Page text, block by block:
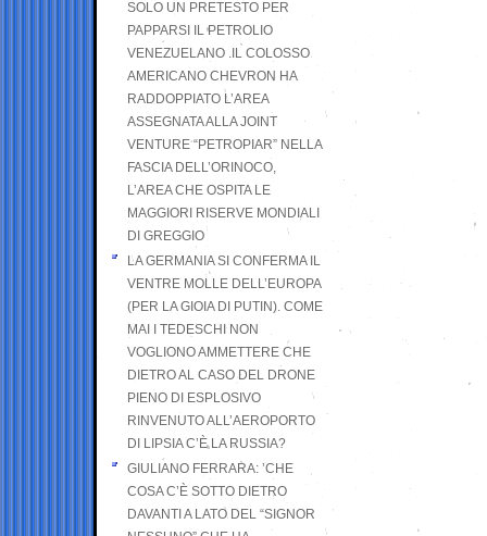
SOLO UN PRETESTO PER
PAPPARSI IL PETROLIO
VENEZUELANO .IL COLOSSO
AMERICANO CHEVRON HA
RADDOPPIATO L’AREA
ASSEGNATA ALLA JOINT
VENTURE “PETROPIAR” NELLA
FASCIA DELL’ORINOCO,
L’AREA CHE OSPITA LE
MAGGIORI RISERVE MONDIALI
DI GREGGIO
LA GERMANIA SI CONFERMA IL
VENTRE MOLLE DELL’EUROPA
(PER LA GIOIA DI PUTIN). COME
MAI I TEDESCHI NON
VOGLIONO AMMETTERE CHE
DIETRO AL CASO DEL DRONE
PIENO DI ESPLOSIVO
RINVENUTO ALL’AEROPORTO
DI LIPSIA C’È LA RUSSIA?
GIULIANO FERRARA: ’CHE
COSA C’È SOTTO DIETRO
DAVANTI A LATO DEL “SIGNOR